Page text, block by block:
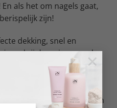
×
als het om nagels gaat,
zijn!
dekking, snel en
is verkrijgbaar in meer dan
moet hebben.
gemakkelijk en
worden, ze lopen